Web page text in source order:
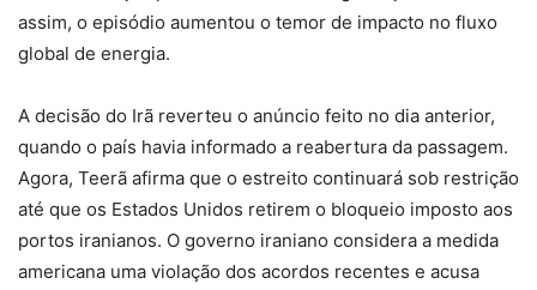
assim, o episódio aumentou o temor de impacto no fluxo
global de energia.
A decisão do Irã reverteu o anúncio feito no dia anterior,
quando o país havia informado a reabertura da passagem.
Agora, Teerã afirma que o estreito continuará sob restrição
até que os Estados Unidos retirem o bloqueio imposto aos
portos iranianos. O governo iraniano considera a medida
americana uma violação dos acordos recentes e acusa